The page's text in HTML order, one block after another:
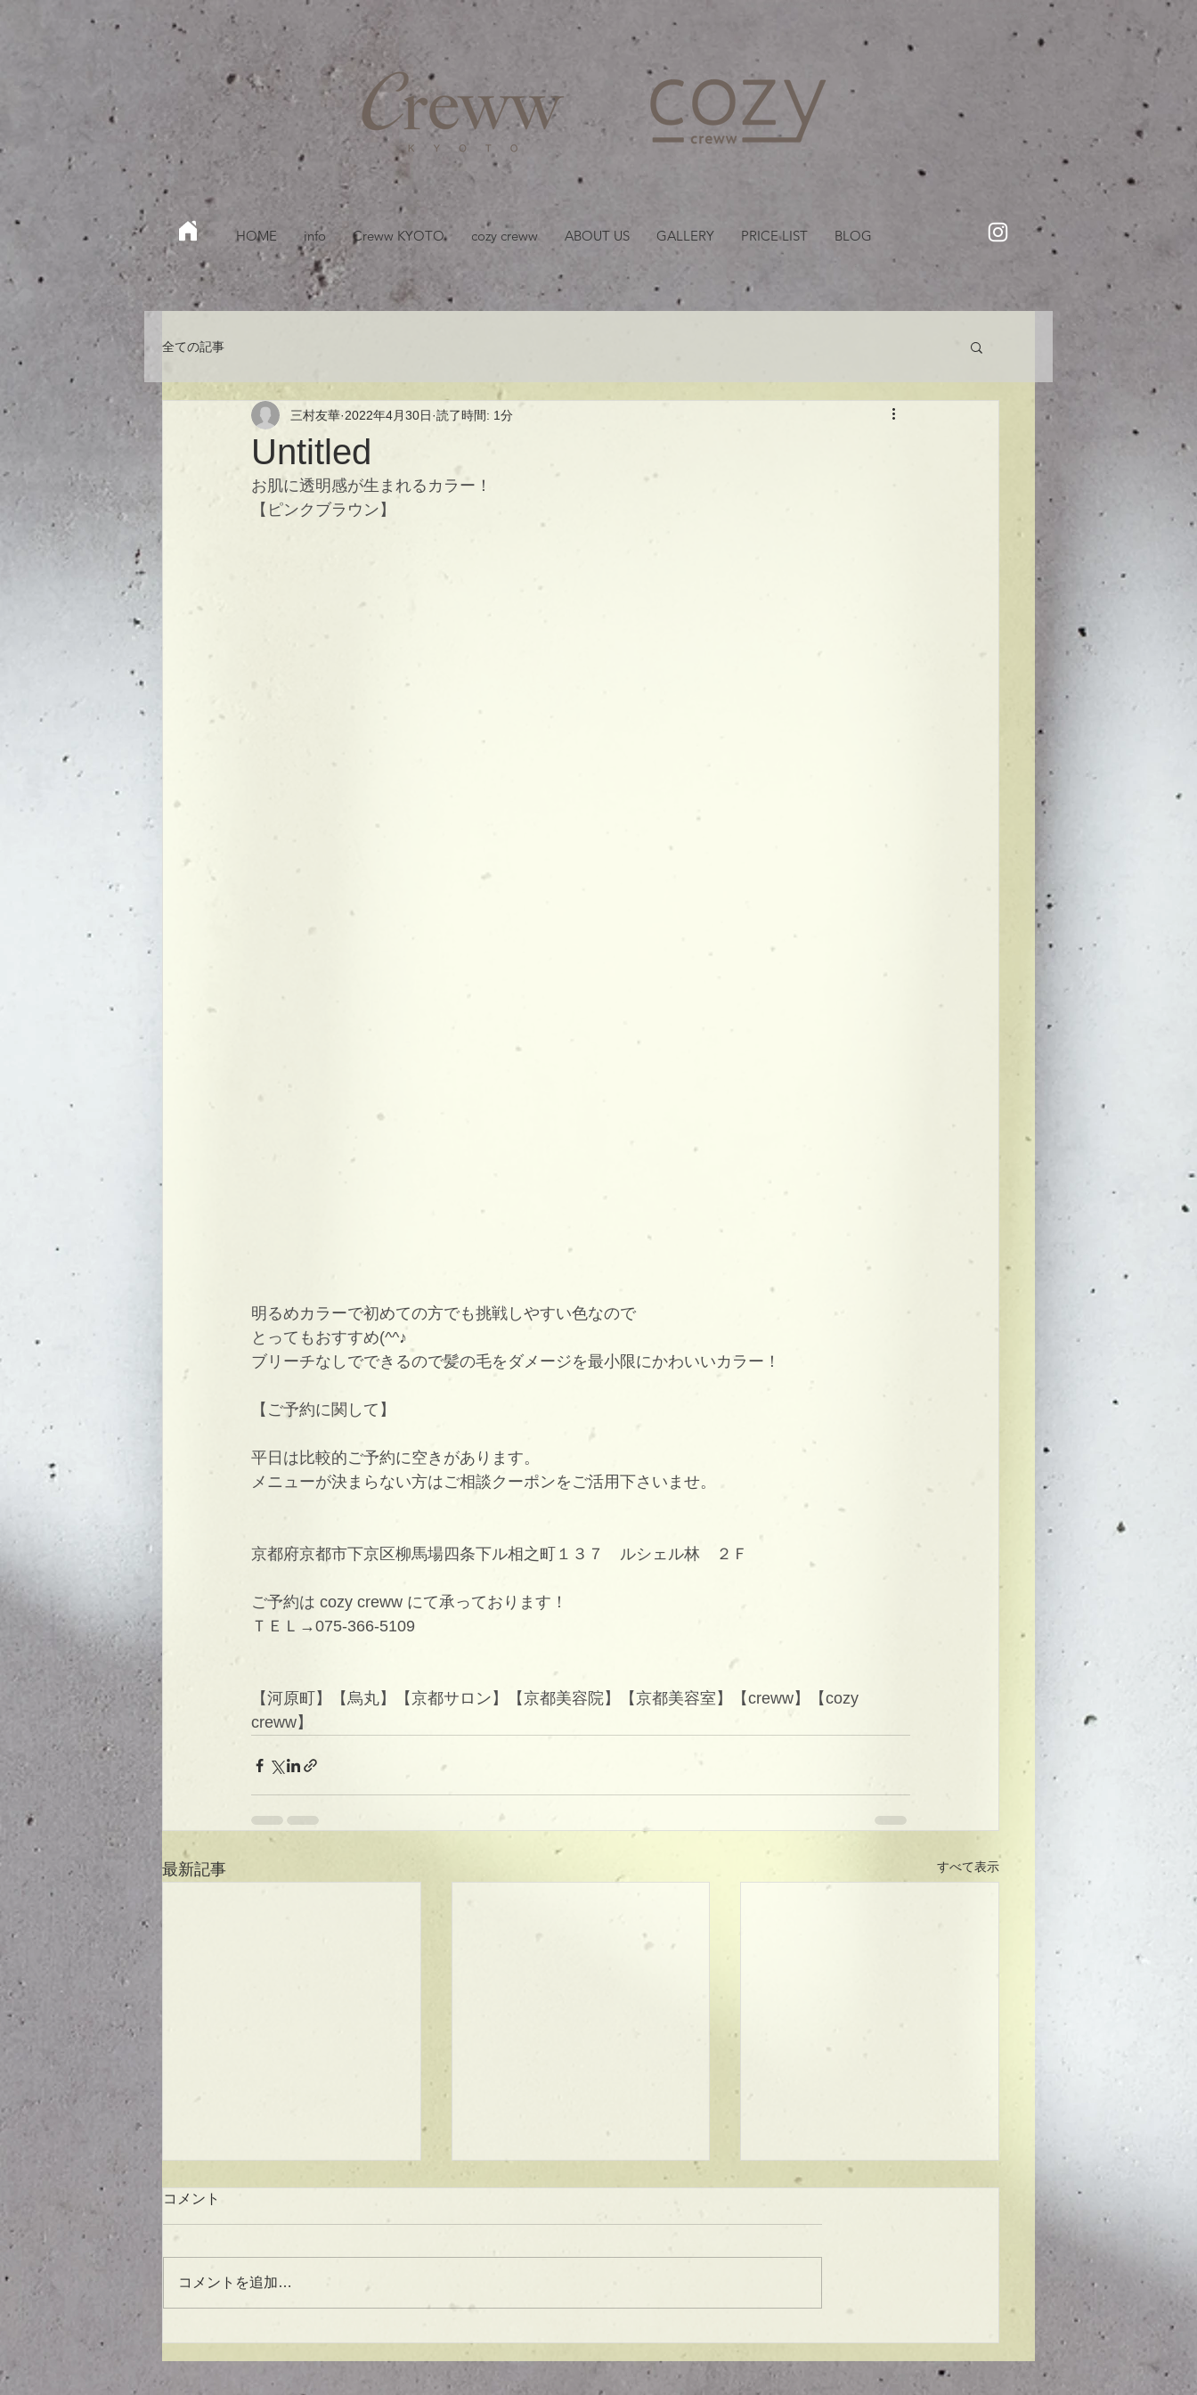
HOME info Creww KYOTO cozy creww ABOUT US GALLERY PRICE LIST BLOG
全ての記事
Untitled
三村友華 2022年4月30日 読了時間: 1分
お肌に透明感が生まれるカラー！
【ピンクブラウン】
明るめカラーで初めての方でも挑戦しやすい色なので
とってもおすすめ(^^♪
ブリーチなしでできるので髪の毛をダメージを最小限にかわいいカラー！
【ご予約に関して】
平日は比較的ご予約に空きがあります。
メニューが決まらない方はご相談クーポンをご活用下さいませ。
京都府京都市下京区柳馬場四条下ル相之町１３７　ルシェル林　２Ｆ
ご予約は cozy creww にて承っております！
ＴＥＬ→075-366-5109
【河原町】【烏丸】【京都サロン】【京都美容院】【京都美容室】【creww】【cozy
creww】
最新記事 すべて表示
バスオイル★
★ラインボブ【ぱつっとボ
で貴方だけのまとまるボブを提供
較的ご予約に空きがあります。
ュ！
コメント
コメントを追加…